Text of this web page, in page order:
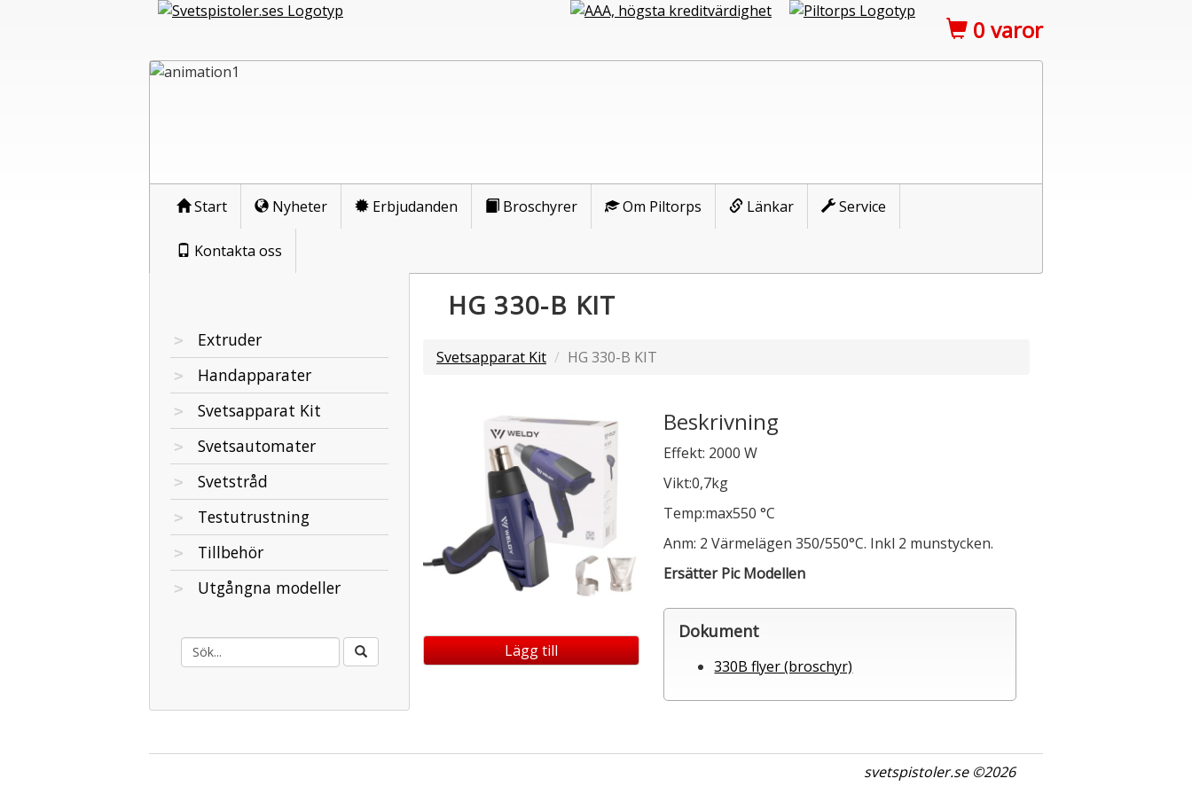
0 varor
Start Nyheter Erbjudanden Broschyrer Om Piltorps Länkar Service
Kontakta oss
Extruder
Handapparater
Svetsapparat Kit
Svetsautomater
Svetstråd
Testutrustning
Tillbehör
Utgångna modeller
HG 330-B KIT
Svetsapparat Kit HG 330-B KIT
Lägg till
Beskrivning
Effekt: 2000 W
Vikt:0,7kg
Temp:max550 °C
Anm: 2 Värmelägen 350/550°C. Inkl 2 munstycken.
Ersätter Pic Modellen
Dokument
330B flyer (broschyr)
svetspistoler.se ©2026